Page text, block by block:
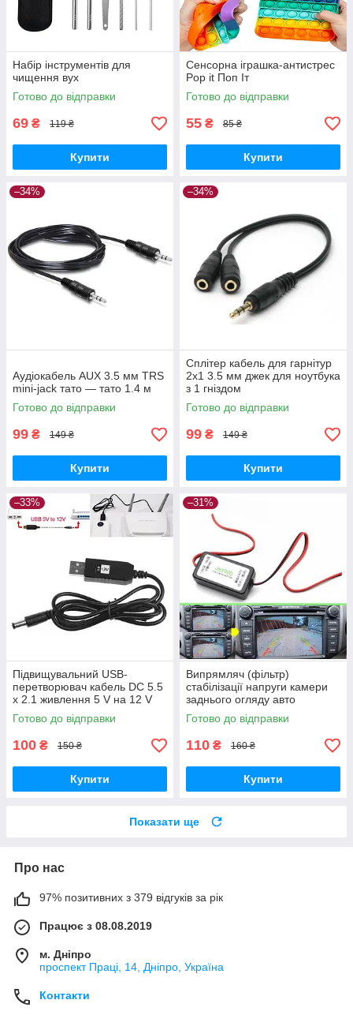
Набір інструментів для
чищення вух
Готово до відправки
69 ₴ 119 ₴
Купити
Сенсорна іграшка-антистрес
Pop it Поп Іт
Готово до відправки
55 ₴ 85 ₴
Купити
–34%
Аудіокабель AUX 3.5 мм TRS
mini-jack тато — тато 1.4 м
Готово до відправки
99 ₴ 149 ₴
Купити
–34%
Сплітер кабель для гарнітур
2x1 3.5 мм джек для ноутбука
з 1 гніздом
Готово до відправки
99 ₴ 149 ₴
Купити
–33%
Підвищувальний USB-
перетворювач кабель DC 5.5
х 2.1 живлення 5 V на 12 V
Готово до відправки
100 ₴ 150 ₴
Купити
–31%
Випрямляч (фільтр)
стабілізації напруги камери
заднього огляду авто
Готово до відправки
110 ₴ 160 ₴
Купити
Показати ще
Про нас
97% позитивних з 379 відгуків за рік
Працює з 08.08.2019
м. Дніпро
проспект Праці, 14, Дніпро, Україна
Контакти